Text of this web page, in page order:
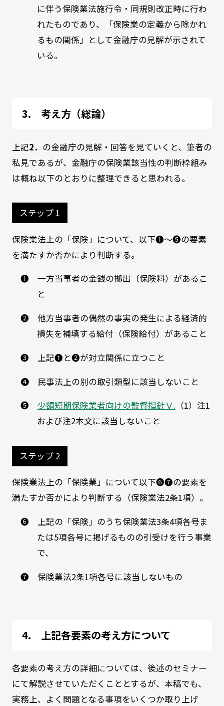
に伴う保険業法施行令・同規則改正時に行わ
れたものであり、「保険業の定義から除かれ
るもの関係」として金融庁の見解が示されて
いる。
考え方（総論）
上記2． の金融庁の見解・回答を見ていくと、筆者の
私見であるが、金融庁の保険業該当性の判断枠組み
は概ね以下のとおりに整理できると思われる。
ステップ 1
保険業法上の「保険」について、以下❶～❺の要素
を満たすか否かにより判断する。
❶ 一方当事者の金銭の拠出（保険料）があるこ
と
❷ 他方当事者の偶然の事実の発生による経済的
損失を補填する給付（保険給付）があること
❸ 上記❶と❷が対立関係に立つこと
❹ 民事法上の別の取引類型に該当しないこと
❺ 少額短期保険業者向けの監督指針Ⅴ. （1）注1
および注2本文に該当しないこと
ステップ 2
保険業法上の「保険業」について以下❻❼の要素を
満たすか否かにより判断する（保険業法2条1項）。
❻ 上記の「保険」のうち保険業法3条4項各号ま
たは5項各号に掲げるものの引受けを行う事業
で、
❼ 保険業法2条1項各号に該当しないもの
上記各要素の考え方について
各要素の考え方の詳細については、後述のセミナー
にて解説させていただくこととするが、本稿でも、
実務上、よく問題となる事項をいくつか取り上げ